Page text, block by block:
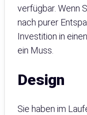
verfügbar. Wenn
nach purer
Investition in
ein Muss.
Design
Sie haben im